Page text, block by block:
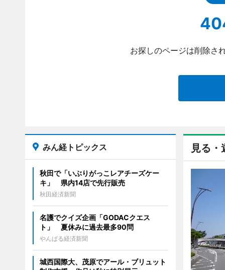
お探しのページは削除さ
見る・
みん経トピックス
秋田で「いぶりがっこレアチーズケー
キ」 県内14店で先行販売
秋田経済新聞
名護でクイズ企画「GODACクエス
ト」 夏休みに過去最多90問
やんばる経済新聞
城西国際大、茂原でアール・ブリュット